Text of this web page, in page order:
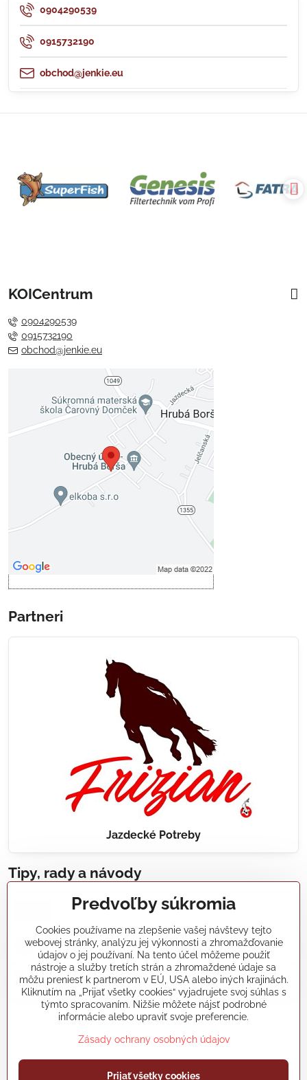
0904290539
0915732190
obchod@jenkie.eu
KOICentrum
0904290539
0915732190
obchod@jenkie.eu
Externý obsah je blokovaný
Voľbami súkromia
Prajete si načítať externý obsah?
Povoliť tentokrát
Povoliť a zapamätať - súhlas s
Partneri
Jazdecké Potreby
Tipy, rady a návody
Realizácie záhradných jazierok, bazénov, fontán,
Články a blogy
Rady a návody
koikapre/?ref=hl
©2026Copyright
Predvoľby súkromia
Cookies používame na zlepšenie vašej návštevy tejto
webovej stránky, analýzu jej výkonnosti a zhromažďovanie
údajov o jej používaní. Na tento účel môžeme použiť
nástroje a služby tretích strán a zhromaždené údaje sa
môžu preniesť k partnerom v EÚ, USA alebo iných krajinách.
Kliknutím na „Prijať všetky cookies“ vyjadrujete svoj súhlas s
týmto spracovaním. Nižšie môžete nájsť podrobné
informácie alebo upraviť svoje preferencie.
Zásady ochrany osobných údajov
Prijať všetky cookies